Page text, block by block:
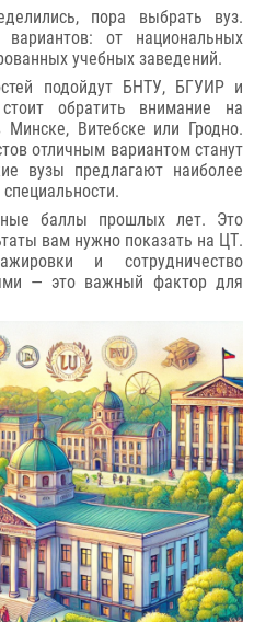
пора выбрать вуз.
вариантов: от национальных
учебных заведений.
подойдут БНТУ, БГУИР и
обратить внимание на
Витебске или Гродно.
отличным вариантом станут
вузы предлагают наиболее
баллы прошлых лет. Это
вам нужно показать на ЦТ.
и сотрудничество
— это важный фактор для